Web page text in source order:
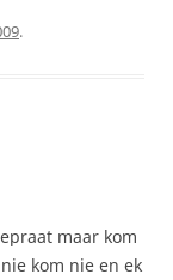
.
maar kom
kom nie en ek